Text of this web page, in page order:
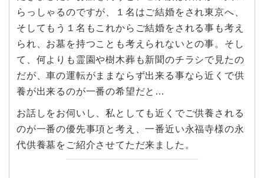
らっしゃるのですが、１名はご結婚をされ東京へ、
そしてもう１名もこれからご結婚をされる事も考え
られ、お墓を持つことも考えられないとの事。そし
て、何よりも霊園や樹木葬も新聞のチラシで見たの
だが、車の運転がままならず出来る事なら近くで供
養が出来るのが一番の希望だと…
お話しをお伺いし、私としても近くでご供養される
のが一番の優先事項と考え、一番近い永福寺様の永
代供養墓をご紹介させてただ来ました。